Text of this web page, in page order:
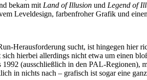
bekam mit Land of Illusion und Legend of
Leveldesign, farbenfroher Grafik und
Herausforderung sucht, ist hingegen hier
hierbei allerdings nicht etwa um einen
1992 (ausschließlich in den PAL-Regionen),
in nichts nach – grafisch ist sogar eine